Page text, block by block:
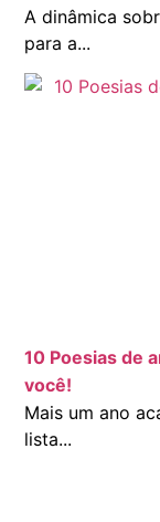
A dinâmica
para a...
10 Poesias de
você!
Mais um ano
lista...